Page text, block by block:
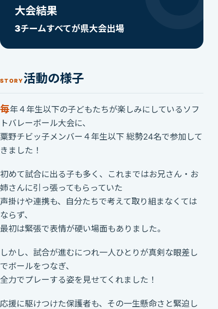
大会結果
3チームすべてが県大会出場
STORY 活動の様子
毎年４年生以下の子どもたちが楽しみにしているソフ
トバレーボール大会に、
粟野チビッ子メンバー４年生以下 総勢24名で参加して
きました！
初めて試合に出る子も多く、これまではお兄さん・お
姉さんに引っ張ってもらっていた
声掛けや連携も、自分たちで考えて取り組まなくては
ならず、
最初は緊張で表情が硬い場面もありました。
しかし、試合が進むにつれ一人ひとりが真剣な眼差し
でボールをつなぎ、
全力でプレーする姿を見せてくれました！
応援に駆けつけた保護者も、その一生懸命さと緊迫し